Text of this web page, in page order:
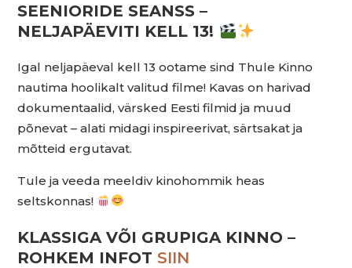
SEENIORIDE SEANSS –
NELJAPÄEVITI KELL 13!
Igal neljapäeval kell 13 ootame sind Thule Kinno
nautima hoolikalt valitud filme! Kavas on harivad
dokumentaalid, värsked Eesti filmid ja muud
põnevat – alati midagi inspireerivat, särtsakat ja
mõtteid ergutavat.
Tule ja veeda meeldiv kinohommik heas
seltskonnas!
KLASSIGA VÕI GRUPIGA KINNO –
ROHKEM INFOT SIIN